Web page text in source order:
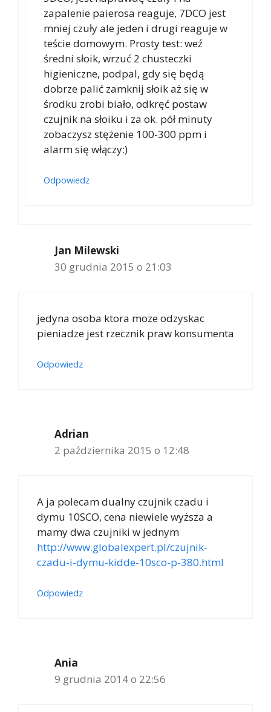
zapalenie paierosa reaguje, 7DCO jest
mniej czuły ale jeden i drugi reaguje w
teście domowym. Prosty test: weź
średni słoik, wrzuć 2 chusteczki
higieniczne, podpal, gdy się będą
dobrze palić zamknij słoik aż się w
środku zrobi biało, odkręć postaw
czujnik na słoiku i za ok. pół minuty
zobaczysz stężenie 100-300 ppm i
alarm się włączy:)
Odpowiedz
Jan Milewski
30 grudnia 2015 o 21:03
jedyna osoba ktora moze odzyskac
pieniadze jest rzecznik praw konsumenta
Odpowiedz
Adrian
2 października 2015 o 12:48
A ja polecam dualny czujnik czadu i
dymu 10SCO, cena niewiele wyższa a
mamy dwa czujniki w jednym
http://www.globalexpert.pl/czujnik-
czadu-i-dymu-kidde-10sco-p-380.html
Odpowiedz
Ania
9 grudnia 2014 o 22:56